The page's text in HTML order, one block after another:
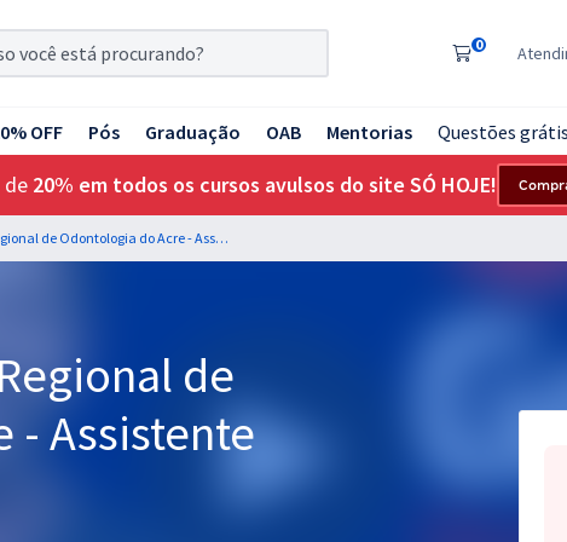
0
OFF Pós Graduação OAB Mentorias Questões grátis
de 20% em todos os cursos avulsos do site SÓ HOJE!
CRO AC – Conselho Regional de Odontologia do Acre - Assistente Administrativo
de
- Assistente